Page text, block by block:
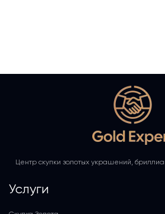
Центр скупки золотых украшений,
Услуги